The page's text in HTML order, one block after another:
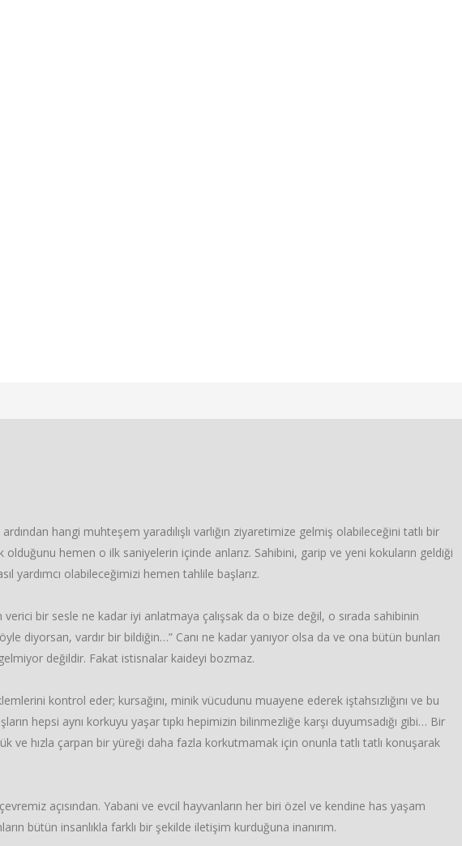
hangi muhteşem yaradılışlı varlığın ziyaretimize gelmiş olabileceğini tatlı bir
hemen o ilk saniyelerin içinde anlarız. Sahibini, garip ve yeni kokuların geldiği
yardımcı olabileceğimizi hemen tahlile başlarız.
bir sesle ne kadar iyi anlatmaya çalışsak da o bize değil, o sırada sahibinin
diyorsan, vardır bir bildiğin…” Canı ne kadar yanıyor olsa da ve ona bütün bunları
değildir. Fakat istisnalar kaideyi bozmaz.
kontrol eder; kursağını, minik vücudunu muayene ederek iştahsızlığını ve bu
hepsi aynı korkuyu yaşar tıpkı hepimizin bilinmezliğe karşı duyumsadığı gibi… Bir
ve hızla çarpan bir yüreği daha fazla korkutmamak için onunla tatlı tatlı konuşarak
açısından. Yabani ve evcil hayvanların her biri özel ve kendine has yaşam
bütün insanlıkla farklı bir şekilde iletişim kurduğuna inanırım.